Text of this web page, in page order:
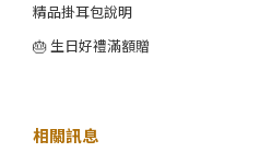
精品掛耳包說明
🎂 生日好禮滿額贈
相關訊息